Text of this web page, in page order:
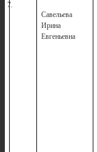
7.
Савельева
Ирина
Евгеньевна